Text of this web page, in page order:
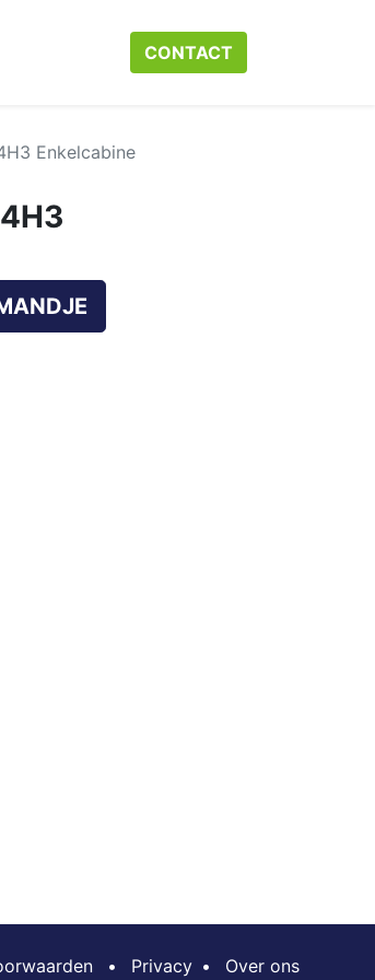
contact op met ons Webshop
CONTACT​​​​
Enkelcabine
• Privacy • Over ons